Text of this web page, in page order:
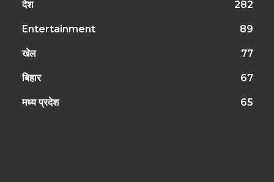
देश 282
Entertainment 89
खेल 77
बिहार 67
मध्य प्रदेश 65